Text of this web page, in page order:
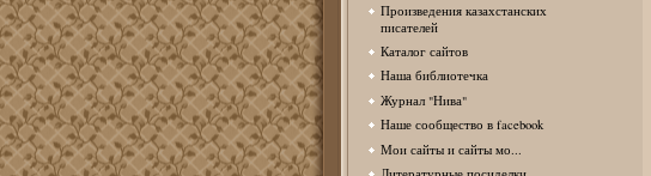
Произведения казахстанских
писателей
Каталог сайтов
Наша библиотечка
Журнал "Нива"
Наше сообщество в facebook
Мои сайты и сайты мо...